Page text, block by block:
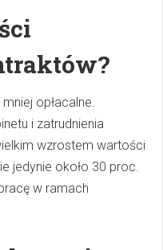
opłacalne.
i zatrudnienia
wzrostem wartości
jedynie około 30 proc.
w ramach